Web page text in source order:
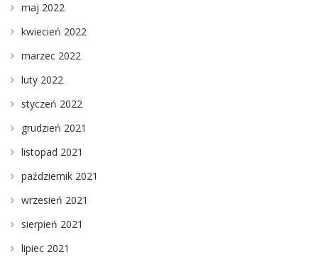
maj 2022
kwiecień 2022
marzec 2022
luty 2022
styczeń 2022
grudzień 2021
listopad 2021
październik 2021
wrzesień 2021
sierpień 2021
lipiec 2021